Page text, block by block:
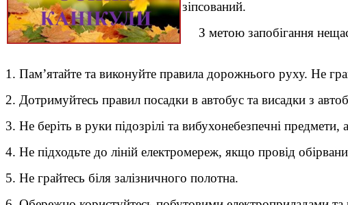
зіпсований.
З метою запобігання
1. Пам’ятайте та виконуйте правила дорожнього руху. Не
2. Дотримуйтесь правил посадки в автобус та висадки з
3. Не беріть в руки підозрілі та вибухонебезпечні
4. Не підходьте до ліній електромереж, якщо провід
5. Не грайтесь біля залізничного полотна.